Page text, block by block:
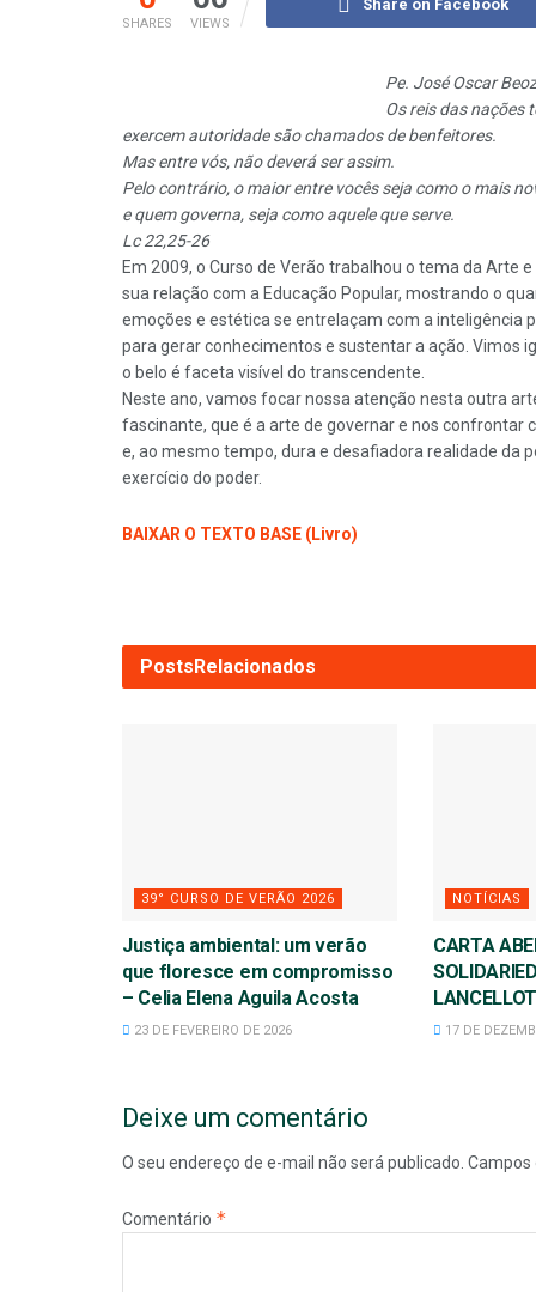
SHARES VIEWS
Share on Facebook
Pe. José Oscar
Os reis das nações
exercem autoridade são chamados de benfeitores.
Mas entre vós, não deverá ser assim.
Pelo contrário, o maior entre vocês seja como o mais
e quem governa, seja como aquele que serve.
Lc 22,25-26
Em 2009, o Curso de Verão trabalhou o tema da Arte e
sua relação com a Educação Popular, mostrando o
emoções e estética se entrelaçam com a inteligência
para gerar conhecimentos e sustentar a ação. Vimos
o belo é faceta visível do transcendente.
Neste ano, vamos focar nossa atenção nesta outra
fascinante, que é a arte de governar e nos confrontar
e, ao mesmo tempo, dura e desafiadora realidade da
exercício do poder.
BAIXAR O TEXTO BASE (Livro)
PostsRelacionados
39° CURSO DE VERÃO 2026
Justiça ambiental: um verão
que floresce em compromisso
– Celia Elena Aguila Acosta
23 DE FEVEREIRO DE 2026
NOTÍCIAS
CARTA
17 DE
Deixe um comentário
O seu endereço de e-mail não será publicado.
Comentário *